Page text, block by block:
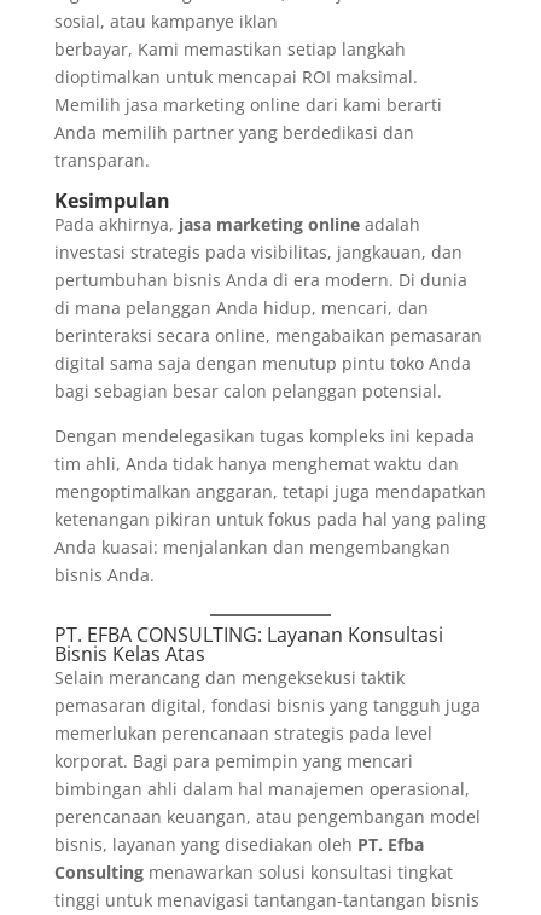
sosial, atau kampanye iklan
berbayar, Kami memastikan setiap langkah
dioptimalkan untuk mencapai ROI maksimal.
Memilih jasa marketing online dari kami berarti
Anda memilih partner yang berdedikasi dan
transparan.
Kesimpulan
Pada akhirnya, jasa marketing onlineadalah
investasi strategis pada visibilitas, jangkauan, dan
pertumbuhan bisnis Anda di era modern. Di dunia
di mana pelanggan Anda hidup, mencari, dan
berinteraksi secara online, mengabaikan pemasaran
digital sama saja dengan menutup pintu toko Anda
bagi sebagian besar calon pelanggan potensial.
Dengan mendelegasikan tugas kompleks ini kepada
tim ahli, Anda tidak hanya menghemat waktu dan
mengoptimalkan anggaran, tetapi juga mendapatkan
ketenangan pikiran untuk fokus pada hal yang paling
Anda kuasai: menjalankan dan mengembangkan
bisnis Anda.
PT. EFBA CONSULTING: Layanan Konsultasi
Bisnis Kelas Atas
Selain merancang dan mengeksekusi taktik
pemasaran digital, fondasi bisnis yang tangguh juga
memerlukan perencanaan strategis pada level
korporat. Bagi para pemimpin yang mencari
bimbingan ahli dalam hal manajemen operasional,
perencanaan keuangan, atau pengembangan model
bisnis, layanan yang disediakan oleh PT. Efba
Consultingmenawarkan solusi konsultasi tingkat
tinggi untuk menavigasi tantangan-tantangan bisnis